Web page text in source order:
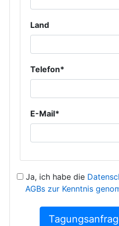
Land
Telefon*
E-Mail*
Ja, ich habe die
AGBs zur Kenntnis